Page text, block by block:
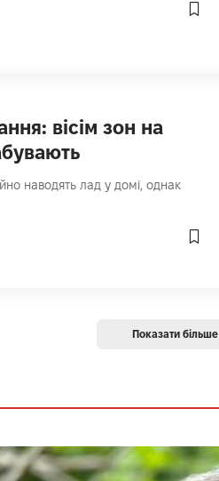
вісім зон на
наводять лад у домі, однак
Показати більше